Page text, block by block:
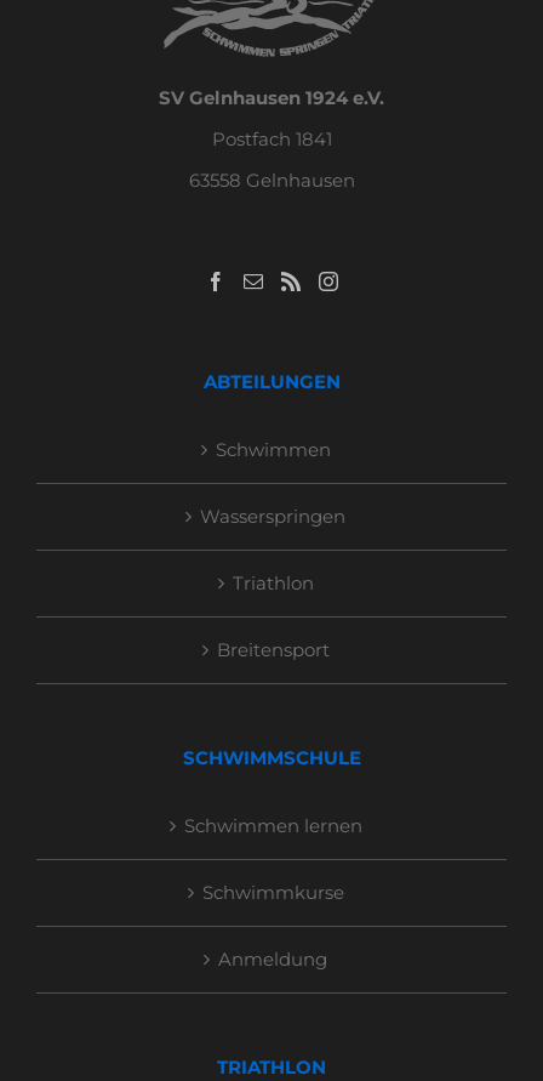
SV Gelnhausen 1924 e.V.
Postfach 1841
63558 Gelnhausen
ABTEILUNGEN
Schwimmen
Wasserspringen
Triathlon
Breitensport
SCHWIMMSCHULE
Schwimmen lernen
Schwimmkurse
Anmeldung
TRIATHLON